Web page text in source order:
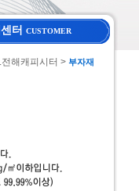
터 CUSTOMER
해캐피시터 > 부자재